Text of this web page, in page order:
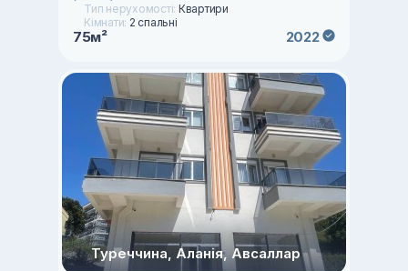
Тип нерухомості: Квартири
Кімнати: 2 спальні
75м² 2022
Туреччина, Аланія, Авсаллар